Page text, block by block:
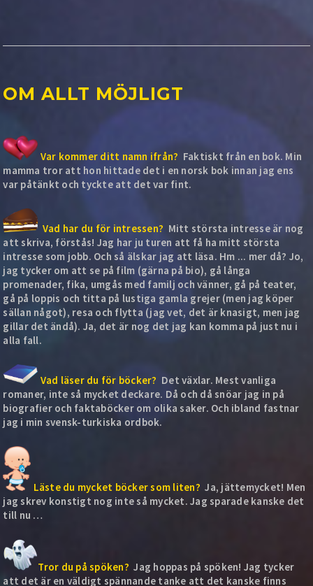
OM ALLT MÖJLIGT
Var kommer ditt namn ifrån? Faktiskt från en bok. Min
mamma tror att hon hittade det i en norsk bok innan jag ens
var påtänkt och tyckte att det var fint.
Vad har du för intressen? Mitt största intresse är nog
att skriva, förstås! Jag har ju turen att få ha mitt största
intresse som jobb. Och så älskar jag att läsa. Hm ... mer då? Jo,
jag tycker om att se på film (gärna på bio), gå långa
promenader, fika, umgås med familj och vänner, gå på teater,
gå på loppis och titta på lustiga gamla grejer (men jag köper
sällan något), resa och flytta (jag vet, det är knasigt, men jag
gillar det ändå). Ja, det är nog det jag kan komma på just nu i
alla fall.
Vad läser du för böcker? Det växlar. Mest vanliga
romaner, inte så mycket deckare. Då och då snöar jag in på
biografier och faktaböcker om olika saker. Och ibland fastnar
jag i min svensk-turkiska ordbok.
Läste du mycket böcker som liten? Ja, jättemycket! Men
jag skrev konstigt nog inte så mycket. Jag sparade kanske det
till nu …
Tror du på spöken? Jag hoppas på spöken! Jag tycker
att det är en väldigt spännande tanke att det kanske finns